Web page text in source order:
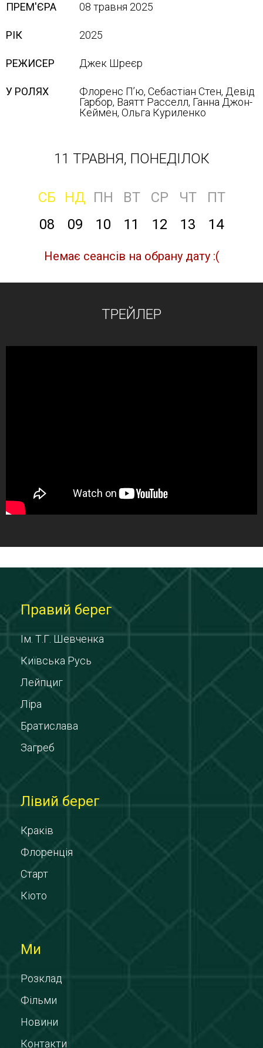
ПРЕМ'ЄРА 08 травня 2025
РІК 2025
РЕЖИСЕР Джек Шреєр
У РОЛЯХ
Флоренс Пʼю, Себастіан Стен, Девід
Гарбор, Ваятт Расселл, Ганна Джон-
Кеймен, Ольга Куриленко
11 ТРАВНЯ, ПОНЕДІЛОК
СБ НД ПН ВТ СР ЧТ
ПТ
08
09 10 11 12 13 14
Немає сеансів на обрану дату :(
ТРЕЙЛЕР
Правий берег
Ім. Т.Г. Шевченка
Київська Русь
Лейпциг
Ліра
Братислава
Загреб
Лівий берег
Краків
Флоренція
Старт
Кіото
Ми
Розклад
Фільми
Новини
Контакти